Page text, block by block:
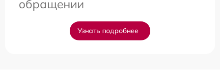
обращении
Узнать подробнее